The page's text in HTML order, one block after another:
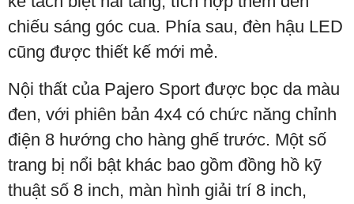
chiếu sáng góc cua. Phía sau, đèn hậu LED
cũng được thiết kế mới mẻ.
Nội thất của Pajero Sport được bọc da màu
đen, với phiên bản 4x4 có chức năng chỉnh
điện 8 hướng cho hàng ghế trước. Một số
trang bị nổi bật khác bao gồm đồng hồ kỹ
thuật số 8 inch, màn hình giải trí 8 inch,